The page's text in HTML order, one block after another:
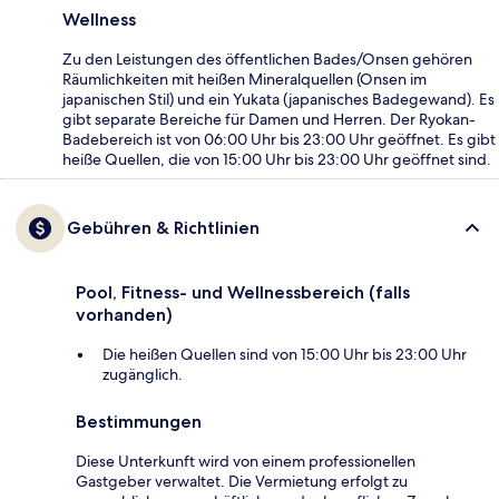
Wellness
Zu den Leistungen des öffentlichen Bades/Onsen gehören
Räumlichkeiten mit heißen Mineralquellen (Onsen im
japanischen Stil) und ein Yukata (japanisches Badegewand). Es
gibt separate Bereiche für Damen und Herren. Der Ryokan-
Badebereich ist von 06:00 Uhr bis 23:00 Uhr geöffnet. Es gibt
heiße Quellen, die von 15:00 Uhr bis 23:00 Uhr geöffnet sind.
Gebühren & Richtlinien
Pool, Fitness- und Wellnessbereich (falls
vorhanden)
Die heißen Quellen sind von 15:00 Uhr bis 23:00 Uhr
zugänglich.
Bestimmungen
Diese Unterkunft wird von einem professionellen
Gastgeber verwaltet. Die Vermietung erfolgt zu